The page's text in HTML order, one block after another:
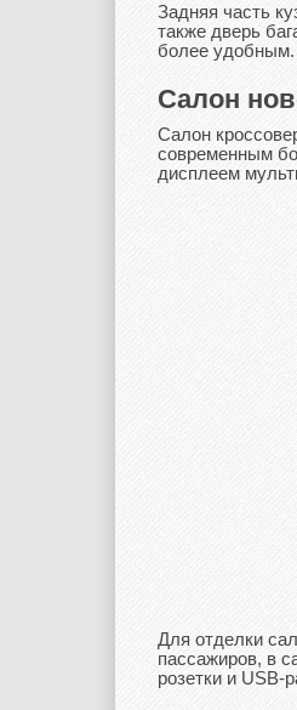
Задняя часть
также дверь
более удобным.
Салон
Салон
современным
дисплеем
Для отделки
пассажиров, в
розетки и USB-